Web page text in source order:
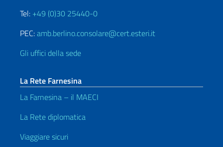
Tel: +49 (0)30 25440-0
PEC:amb.berlino.consolare@cert.esteri.it
Gli uffici della sede
La Rete Farnesina
La Farnesina – il MAECI
La Rete diplomatica
Viaggiare sicuri